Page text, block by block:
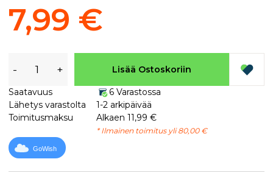
7,99 €
- + Lisää Ostoskoriin
Saatavuus
6 Varastossa
Lähetys varastolta
1-2 arkipäivää
Toimitusmaksu
Alkaen 11,99 €
* Ilmainen toimitus yli 80,00 €
GoWish